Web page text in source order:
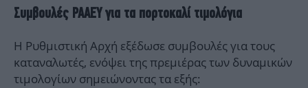
Συμβουλές ΡΑΑΕΥ για τα πορτοκαλί τιμολόγια
Η Ρυθμιστική Αρχή εξέδωσε συμβουλές για τους
καταναλωτές, ενόψει της πρεμιέρας των δυναμικών
τιμολογίων σημειώνοντας τα εξής: